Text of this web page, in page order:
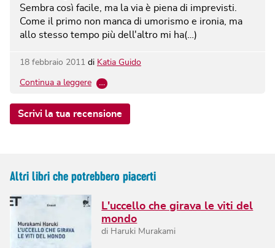
Sembra così facile, ma la via è piena di imprevisti.
Come il primo non manca di umorismo e ironia, ma
allo stesso tempo più dell'altro mi ha(…)
18 febbraio 2011 di Katia Guido
Continua a leggere …
Scrivi la tua recensione
Altri libri che potrebbero piacerti
L'uccello che girava le viti del
mondo
di Haruki Murakami